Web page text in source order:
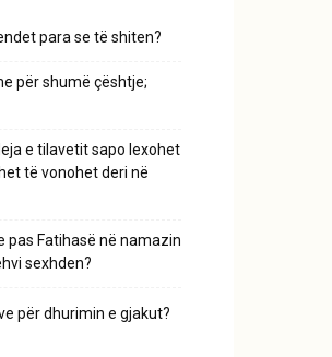
para se të shiten?
për shumë çështje;
e tilavetit sapo lexohet
të vonohet deri në
pas Fatihasë në namazin
sexhden?
për dhurimin e gjakut?